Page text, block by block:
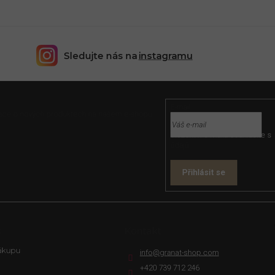
Sledujte nás na instagramu
Vložením e-mailu souhlasíte s
Přihlásit se
info@granat-shop.com
+420 739 712 246